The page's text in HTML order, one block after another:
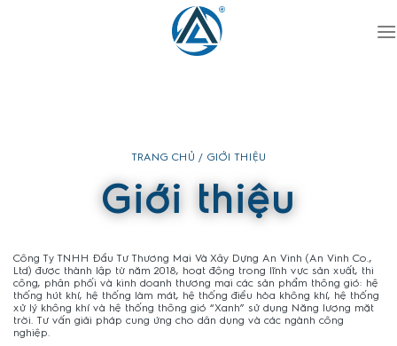
TRANG CHỦ / GIỚI THIỆU
Giới thiệu
Công Ty TNHH Đầu Tư Thương Mại Và Xây Dựng An Vinh (An Vinh Co.,
Ltd) được thành lập từ năm 2018, hoạt động trong lĩnh vực sản xuất, thi
công, phân phối và kinh doanh thương mại các sản phẩm thông gió: hệ
thống hút khí, hệ thống làm mát, hệ thống điều hòa không khí, hệ thống
xử lý không khí và hệ thống thông gió “Xanh” sử dụng Năng lượng mặt
trời. Tư vấn giải pháp cung ứng cho dân dụng và các ngành công
nghiệp.